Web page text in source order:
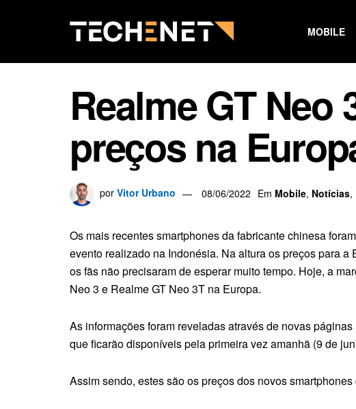
MOBILE
Realme GT Neo
preços na
por Vitor Urbano 08/06/2022 Em Mobile, Notícias,
Os mais recentes smartphones da fabricante chinesa
evento realizado na Indonésia. Na altura os preços para
os fãs não precisaram de esperar muito tempo. Hoje, a
Neo 3 e Realme GT Neo 3T na Europa.
As informações foram reveladas através de novas
que ficarão disponíveis pela primeira vez amanhã (9 de
Assim sendo, estes são os preços dos novos